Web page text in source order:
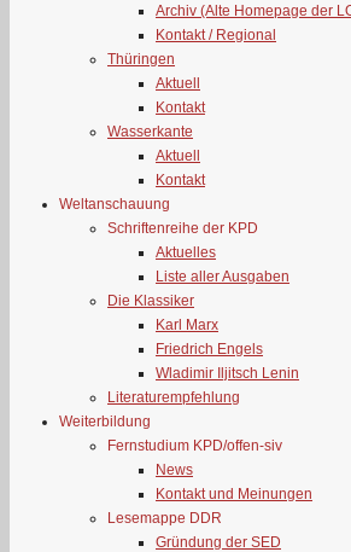
Archiv (Alte Homepage der
Kontakt / Regional
Thüringen
Aktuell
Kontakt
Wasserkante
Aktuell
Kontakt
Weltanschauung
Schriftenreihe der KPD
Aktuelles
Liste aller Ausgaben
Die Klassiker
Karl Marx
Friedrich Engels
Wladimir Iljitsch Lenin
Literaturempfehlung
Weiterbildung
Fernstudium KPD/offen-siv
News
Kontakt und Meinungen
Lesemappe DDR
Gründung der SED